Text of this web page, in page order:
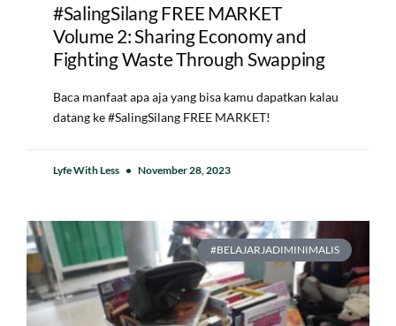
#SalingSilang FREE MARKET
Volume 2: Sharing Economy and
Fighting Waste Through Swapping
Baca manfaat apa aja yang bisa kamu dapatkan kalau
datang ke #SalingSilang FREE MARKET!
Lyfe With Less November 28, 2023
#BELAJARJADIMINIMALIS